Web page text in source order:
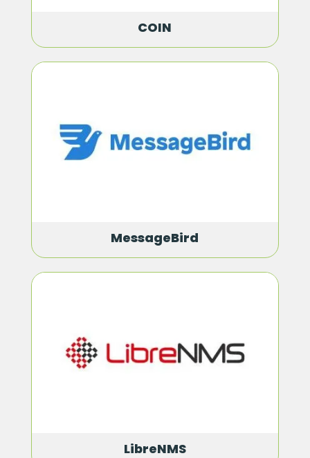
COIN
MessageBird
LibreNMS